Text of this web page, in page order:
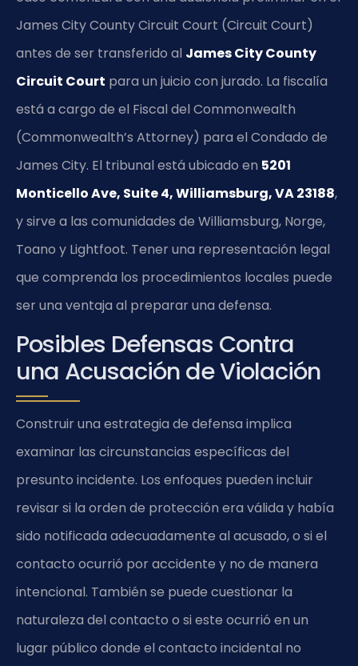
James City County Circuit Court (Circuit Court)
antes de ser transferido al James City County
Circuit Court para un juicio con jurado. La fiscalía
está a cargo de el Fiscal del Commonwealth
(Commonwealth’s Attorney) para el Condado de
James City. El tribunal está ubicado en 5201
Monticello Ave, Suite 4, Williamsburg, VA 23188,
y sirve a las comunidades de Williamsburg, Norge,
Toano y Lightfoot. Tener una representación legal
que comprenda los procedimientos locales puede
ser una ventaja al preparar una defensa.
Posibles Defensas Contra
una Acusación de Violación
Construir una estrategia de defensa implica
examinar las circunstancias específicas del
presunto incidente. Los enfoques pueden incluir
revisar si la orden de protección era válida y había
sido notificada adecuadamente al acusado, o si el
contacto ocurrió por accidente y no de manera
intencional. También se puede cuestionar la
naturaleza del contacto o si este ocurrió en un
lugar público donde el contacto incidental no